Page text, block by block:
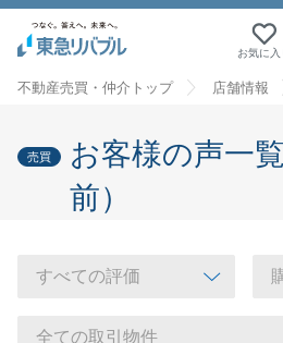
お気に入
不動産売買・仲介トップ 店舗情報
売買
お客様の声一
前）